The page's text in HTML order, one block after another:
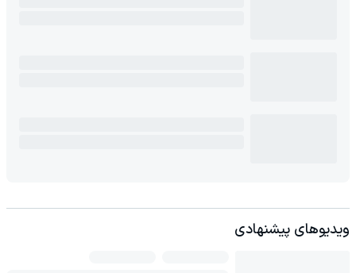
ویدیوهای پیشنهادی